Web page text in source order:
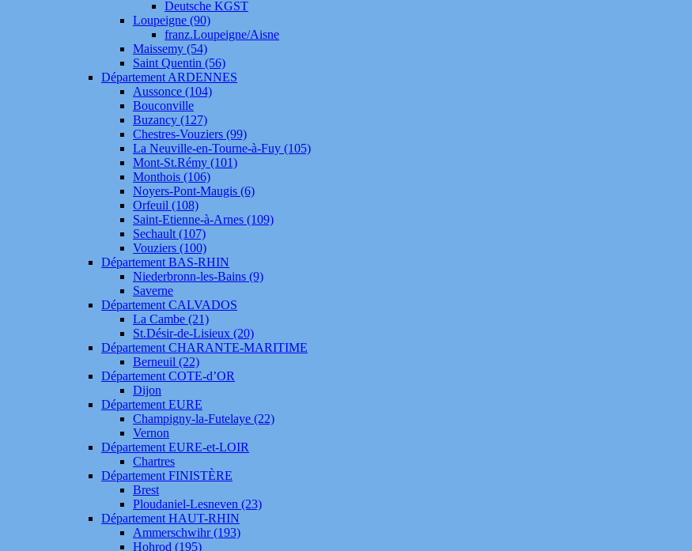
Deutsche KGST
Loupeigne (90)
franz.Loupeigne/Aisne
Maissemy (54)
Saint Quentin (56)
Département ARDENNES
Aussonce (104)
Bouconville
Buzancy (127)
Chestres-Vouziers (99)
La Neuville-en-Tourne-à-Fuy (105)
Mont-St.Rémy (101)
Monthois (106)
Noyers-Pont-Maugis (6)
Orfeuil (108)
Saint-Etienne-à-Arnes (109)
Sechault (107)
Vouziers (100)
Département BAS-RHIN
Niederbronn-les-Bains (9)
Saverne
Département CALVADOS
La Cambe (21)
St.Désir-de-Lisieux (20)
Département CHARANTE-MARITIME
Berneuil (22)
Département COTE-d’OR
Dijon
Département EURE
Champigny-la-Futelaye (22)
Vernon
Département EURE-et-LOIR
Chartres
Département FINISTÈRE
Brest
Ploudaniel-Lesneven (23)
Département HAUT-RHIN
Ammerschwihr (193)
Hohrod (195)